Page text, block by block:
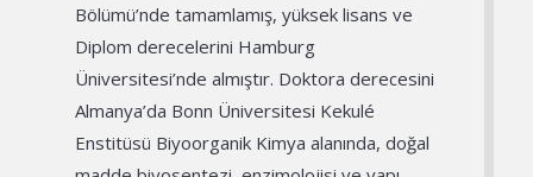
Bölümü’nde tamamlamış, yüksek lisans ve
Diplom derecelerini Hamburg
Üniversitesi’nde almıştır. Doktora derecesini
Almanya’da Bonn Üniversitesi Kekulé
Enstitüsü Biyoorganik Kimya alanında, doğal